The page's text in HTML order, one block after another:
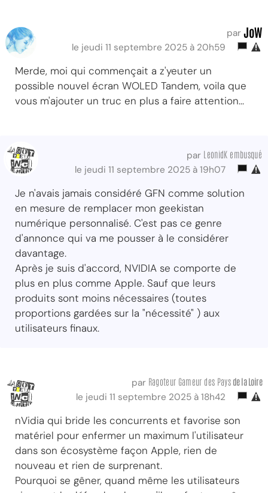
par JoW
le jeudi 11 septembre 2025 à 20h59
Merde, moi qui commençait a z'yeuter un
possible nouvel écran WOLED Tandem, voila que
vous m'ajouter un truc en plus a faire attention...
par LeonidK embusqué
le jeudi 11 septembre 2025 à 19h07
Je n'avais jamais considéré GFN comme solution
en mesure de remplacer mon geekistan
numérique personnalisé. C'est pas ce genre
d'annonce qui va me pousser à le considérer
davantage.
Après je suis d'accord, NVIDIA se comporte de
plus en plus comme Apple. Sauf que leurs
produits sont moins nécessaires (toutes
proportions gardées sur la "nécessité" ) aux
utilisateurs finaux.
par Ragoteur Gameur des Pays de la Loire
le jeudi 11 septembre 2025 à 18h42
nVidia qui bride les concurrents et favorise son
matériel pour enfermer un maximum l'utilisateur
dans son écosystème façon Apple, rien de
nouveau et rien de surprenant.
Pourquoi se gêner, quand même les utilisateurs